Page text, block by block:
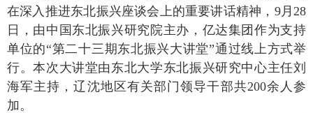
在深入推进东北振兴座谈会上的重要讲话精神，9月28
日，由中国东北振兴研究院主办，亿达集团作为支持
单位的“第二十三期东北振兴大讲堂”通过线上方式举
行。本次大讲堂由东北大学东北振兴研究中心主任刘
海军主持，辽沈地区有关部门领导干部共200余人参
加。